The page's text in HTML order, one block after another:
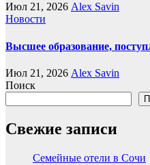
Июл 21, 2026 Alex Savin
Новости
Высшее образование,
Июл 21, 2026 Alex Savin
Поиск
Свежие записи
Семейные отели в Сочи